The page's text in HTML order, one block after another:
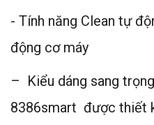
- Tính năng Clean tự
động cơ máy
– Kiểu dáng sang
8386smart được thiết